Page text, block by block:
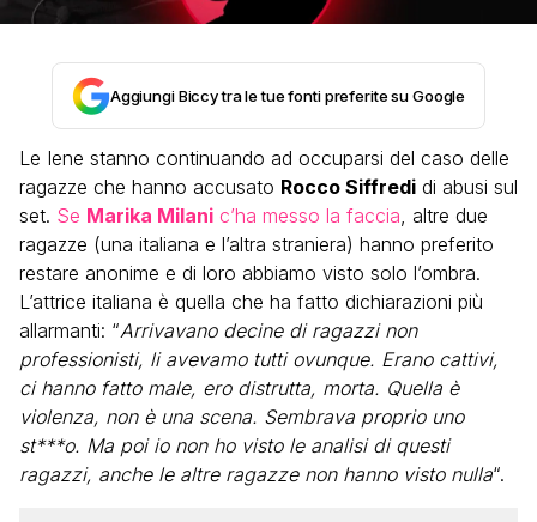
Aggiungi Biccy tra le tue fonti preferite su Google
Le Iene stanno continuando ad occuparsi del caso delle
ragazze che hanno accusato Rocco Siffredi di abusi sul
set. Se Marika Milani c’ha messo la faccia, altre due
ragazze (una italiana e l’altra straniera) hanno preferito
restare anonime e di loro abbiamo visto solo l’ombra.
L’attrice italiana è quella che ha fatto dichiarazioni più
allarmanti: “Arrivavano decine di ragazzi non
professionisti, li avevamo tutti ovunque. Erano cattivi,
ci hanno fatto male, ero distrutta, morta. Quella è
violenza, non è una scena. Sembrava proprio uno
st***o. Ma poi io non ho visto le analisi di questi
ragazzi, anche le altre ragazze non hanno visto nulla“.